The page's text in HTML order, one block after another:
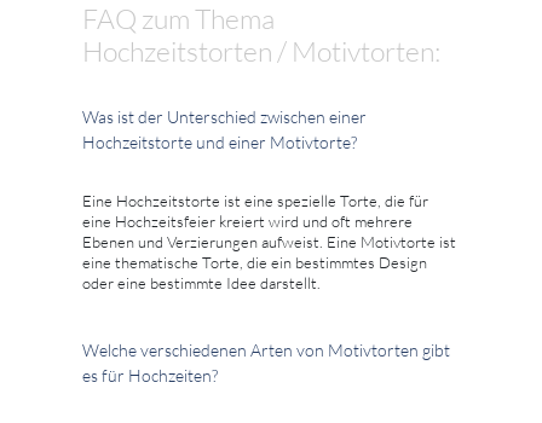
FAQ zum Thema
Hochzeitstorten / Motivtorten:
Was ist der Unterschied zwischen einer
Hochzeitstorte und einer Motivtorte?
Eine Hochzeitstorte ist eine spezielle Torte, die für
eine Hochzeitsfeier kreiert wird und oft mehrere
Ebenen und Verzierungen aufweist. Eine Motivtorte ist
eine thematische Torte, die ein bestimmtes Design
oder eine bestimmte Idee darstellt.
Welche verschiedenen Arten von Motivtorten gibt
es für Hochzeiten?